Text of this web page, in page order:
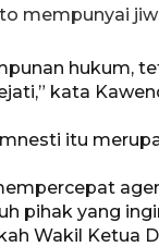
mempunyai
hukum,
kata
itu
pihak yang
Wakil Ketua